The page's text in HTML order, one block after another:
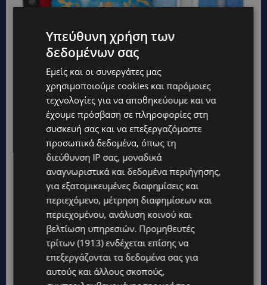
AQUA BEELICIOUSΑπαλή Κρέμα Ενυδάτωσης
Πλούσιας Υφής με Εκχύλισμα Λουλουδιών &
Μέλι (40ml):Για άμεση φρεσκάδα και
ενυδάτωση που διαρκεί. Εξισορροπεί τη
λιπαρότητα της επιδερμίδας. Αφήνει ματ
όψη.
AQUA BEELICIOUS Booster Αναζωογόνησης
και Ενυδάτωσης (15ml):Έκρηξη
ενυδάτωσης. Εξισσοροπεί και μειώνει τις
ατέλειες. Water gel υφή. Ιδανική βάση make-
AQUA BEELICIOUS ΔροσιστικόGel
Ενυδάτωσης Για Τα Μάτια (1,5
Υπεύθυνη χρήση των
δεδομένων σας
Εμείς και οι συνεργάτες μας
χρησιμοποιούμε cookies και παρόμοιες
τεχνολογίες για να αποθηκεύουμε και να
έχουμε πρόσβαση σε πληροφορίες στη
συσκευή σας και να επεξεργαζόμαστε
προσωπικά δεδομένα, όπως τη
διεύθυνση IP σας, μοναδικά
αναγνωριστικά και δεδομένα περιήγησης,
για εξατομικευμένες διαφημίσεις και
περιεχόμενο, μέτρηση διαφημίσεων και
περιεχομένου, ανάλυση κοινού και
βελτίωση υπηρεσιών. Προμηθευτές
τρίτων (1913)ενδέχεται επίσης να
επεξεργάζονται τα δεδομένα σας για
αυτούς και άλλους σκοπούς,